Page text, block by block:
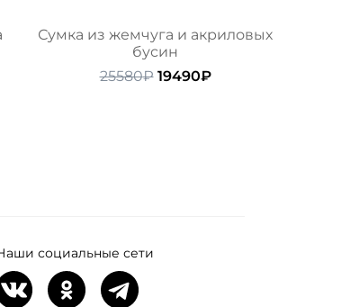
Сумка из жемчуга и акриловых
бусин
25580₽ Первоначальная
19490₽Текущая
социальные сети